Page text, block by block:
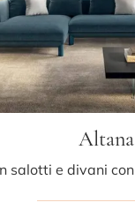
Altana